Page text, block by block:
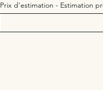
Prix d'estimation - Estimation